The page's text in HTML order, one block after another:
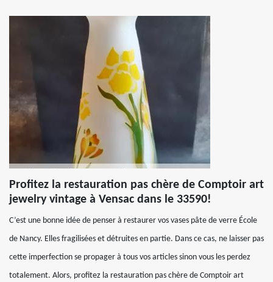
Profitez la restauration pas chère de Comptoir art
jewelry vintage à Vensac dans le 33590!
C’est une bonne idée de penser à restaurer vos vases pâte de verre École
de Nancy. Elles fragilisées et détruites en partie. Dans ce cas, ne laisser pas
cette imperfection se propager à tous vos articles sinon vous les perdez
totalement. Alors, profitez la restauration pas chère de Comptoir art